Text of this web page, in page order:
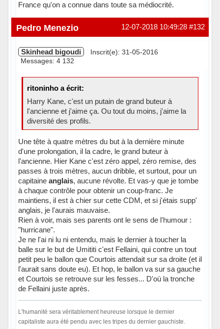
France qu'on a connue dans toute sa médiocrité.
#132
12-07-2018 10:49:28
Pedro Menezio
Skinhead bigoudi
Inscrit(e): 31-05-2016
Messages: 4 132
ritoninho a écrit:
Harry Kane, c'est un putain de grand buteur à
l'ancienne et j'aime ça. Ou tout du moins, j'aime la
diversité des profils.
Une tête à quatre mètres du but à la dernière minute
d'une prolongation, il la cadre, le grand buteur à
l'ancienne. Hier Kane c'est zéro appel, zéro remise, des
passes à trois mètres, aucun dribble, et surtout, pour un
capitaine anglais, aucune révolte. Et vas-y que je tombe
à chaque contrôle pour obtenir un coup-franc. Je
maintiens, il est à chier sur cette CDM, et si j'étais supp'
anglais, je l'aurais mauvaise.
Rien à voir, mais ses parents ont le sens de l'humour :
"hurricane".
Je ne l'ai ni lu ni entendu, mais le dernier à toucher la
balle sur le but de Umititi c'est Fellaini, qui contre un tout
petit peu le ballon que Courtois attendait sur sa droite (et il
l'aurait sans doute eu). Et hop, le ballon va sur sa gauche
et Courtois se retrouve sur les fesses... D'où la tronche
de Fellaini juste après.
L'humanité sera véritablement heureuse lorsque le dernier
capitaliste aura été pendu avec les tripes du dernier gauchiste.